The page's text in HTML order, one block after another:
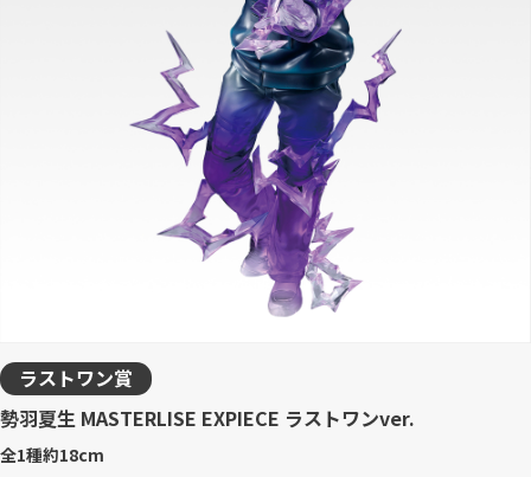
ラストワン賞
勢羽夏生 MASTERLISE EXPIECE ラストワンver.
全1種約18cm